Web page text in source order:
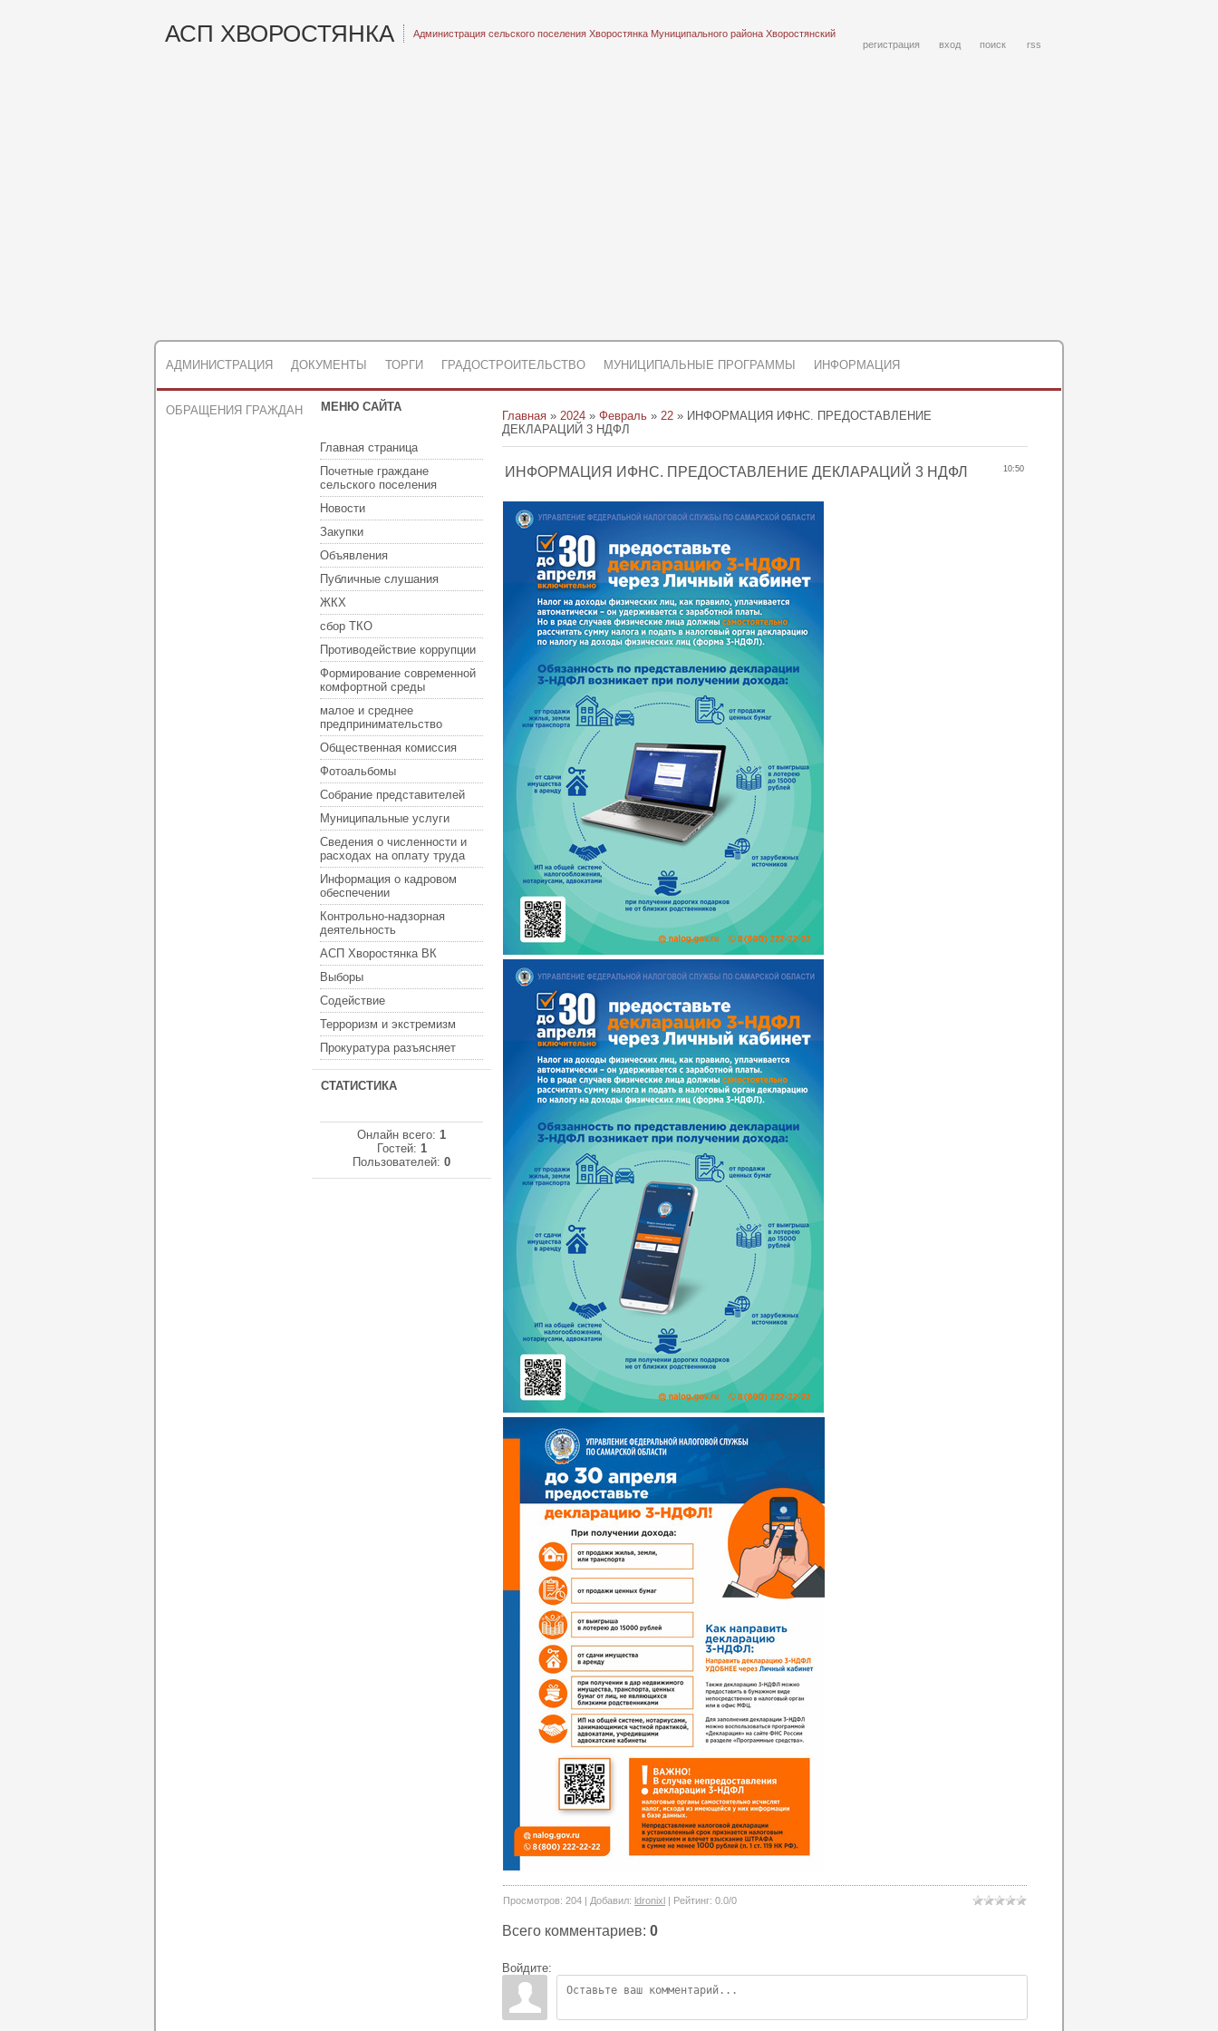
АСП ХВОРОСТЯНКА
Администрация сельского поселения Хворостянка Муниципального района Хворостянский
регистрация
вход поиск rss
АДМИНИСТРАЦИЯ ДОКУМЕНТЫ ТОРГИ ГРАДОСТРОИТЕЛЬСТВО МУНИЦИПАЛЬНЫЕ ПРОГРАММЫ ИНФОРМАЦИЯ
ОБРАЩЕНИЯ ГРАЖДАН МЕНЮ САЙТА
Главная страница
Почетные граждане
сельского поселения
Новости
Закупки
Объявления
Публичные слушания
ЖКХ
сбор ТКО
Противодействие коррупции
Формирование современной
комфортной среды
малое и среднее
предпринимательство
Общественная комиссия
Фотоальбомы
Собрание представителей
Муниципальные услуги
Сведения о численности и
расходах на оплату труда
Информация о кадровом
обеспечении
Контрольно-надзорная
деятельность
АСП Хворостянка ВК
Выборы
Содействие
Терроризм и экстремизм
Прокуратура разъясняет
СТАТИСТИКА
Онлайн всего: 1
Гостей: 1
Пользователей: 0
Главная » 2024 » Февраль » 22 » ИНФОРМАЦИЯ ИФНС. ПРЕДОСТАВЛЕНИЕ
ДЕКЛАРАЦИЙ 3 НДФЛ
10:50
ИНФОРМАЦИЯ ИФНС. ПРЕДОСТАВЛЕНИЕ ДЕКЛАРАЦИЙ 3 НДФЛ
Просмотров: 204 | Добавил: ldronixl | Рейтинг: 0.0/0
Всего комментариев: 0
Войдите: